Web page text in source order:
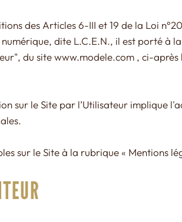
des Articles 6-III et 19 de la Loi
numérique, dite L.C.E.N., il est porté à
du sitewww.modele.com , ci-après
sur le Site par l’Utilisateur implique
sur le Site à la rubrique « Mentions